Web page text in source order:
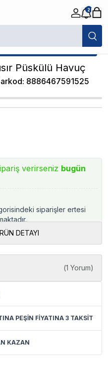
2
Mısır Püskülü Havuç
Pawise yetkili satıcısıdır.
Püskülü Havuç
: 8886467591525
verirseniz bugün
siparişler ertesi
DETAYI
(1 Yorum)
PEŞİN FİYATINA 3 TAKSİT
KAZAN